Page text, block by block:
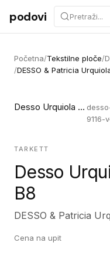
Preskoči na sadržaj
podovi
Početna/Tekstilne ploče/
/DESSO & Patricia
Desso Urquiola Ad03 9116-V B8
9116-
TARKETT
Desso
B8
DESSO & Patricia
Cena na upit